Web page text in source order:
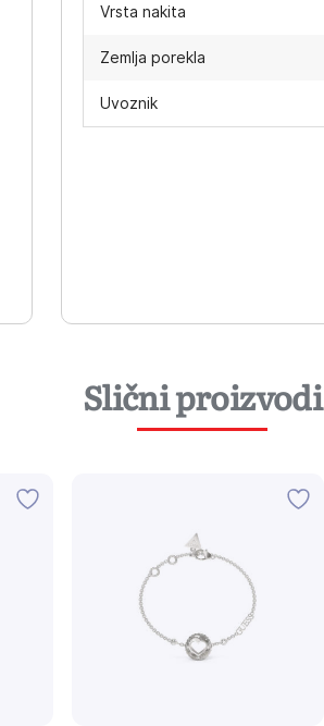
Vrsta nakita
Zemlja porekla
Uvoznik
Slični proizvodi